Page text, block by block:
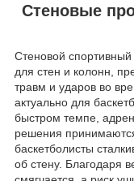
Стеновые
Стеновой
для стен и колонн,
травм и ударов во
актуально для
быстром темпе,
решения
баскетболисты
об стену. Благодаря